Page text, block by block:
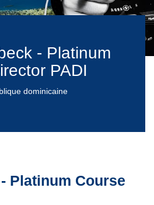
- Platinum
PADI
dominicaine
Platinum Course